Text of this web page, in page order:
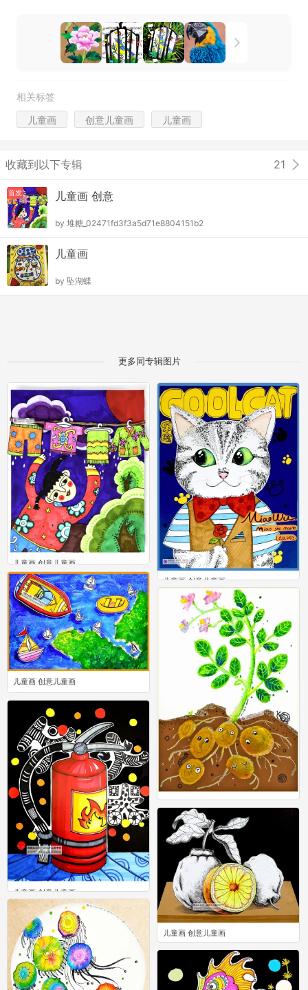
相关标签
儿童画 创意儿童画 儿童画
收藏到以下专辑 21
首发 儿童画 创意
by 堆糖_02471fd3f3a5d71e8804151b2
儿童画
by 坠湖蝶
更多同专辑图片
儿童画 创意儿童画
0 儿童画 创意儿童画
儿童画 创意儿童画
0
儿童画 创意儿童画
0
儿童画 创意儿童画
0
儿童画 创意儿童画